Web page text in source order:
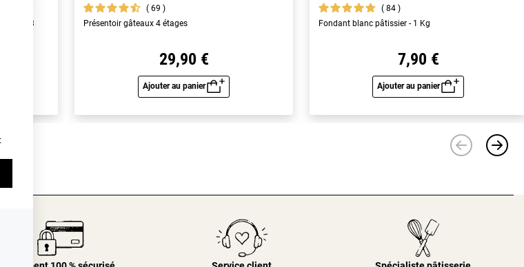
0,3
69
Présentoir gâteaux 4 étages
29,90 €
Ajouter au panier
Aperçu rapide
84
Fondant blanc pâtissier - 1 Kg
7,90 €
Ajouter au panier
Aperçu rapide